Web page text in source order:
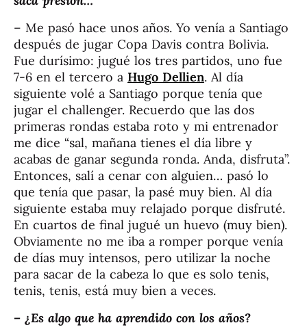
– Me pasó hace unos años. Yo venía a Santiago
después de jugar Copa Davis contra Bolivia.
Fue durísimo: jugué los tres partidos, uno fue
7-6 en el tercero a Hugo Dellien. Al día
siguiente volé a Santiago porque tenía que
jugar el challenger. Recuerdo que las dos
primeras rondas estaba roto y mi entrenador
me dice “sal, mañana tienes el día libre y
acabas de ganar segunda ronda. Anda, disfruta”.
Entonces, salí a cenar con alguien… pasó lo
que tenía que pasar, la pasé muy bien. Al día
siguiente estaba muy relajado porque disfruté.
En cuartos de final jugué un huevo (muy bien).
Obviamente no me iba a romper porque venía
de días muy intensos, pero utilizar la noche
para sacar de la cabeza lo que es solo tenis,
tenis, tenis, está muy bien a veces.
– ¿Es algo que ha aprendido con los años?